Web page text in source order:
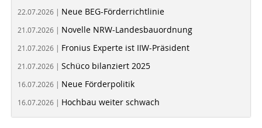
22.07.2026 | Neue BEG-Förderrichtlinie
21.07.2026 | Novelle NRW-Landesbauordnung
21.07.2026 | Fronius Experte ist IIW-Präsident
21.07.2026 | Schüco bilanziert 2025
16.07.2026 | Neue Förderpolitik
16.07.2026 | Hochbau weiter schwach